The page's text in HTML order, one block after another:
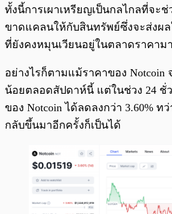
ทั้งนี้การเผาเหรียญเป็นกลไกลที่จะช่
ขาดแคลนให้กับสินทรัพย์ซึ่งจะส่งผ
ที่ยังคงหมุนเวียนอยู่ในตลาดราคาม
อย่างไรก็ตามแม้ราคาของ Notcoin
น้อยตลอดสัปดาห์นี้ แต่ในช่วง 24 ชั่
ของ Notcoin ได้ลดลงกว่า 3.60% ท
กลับขึ้นมาอีกครั้งก็เป็นได้